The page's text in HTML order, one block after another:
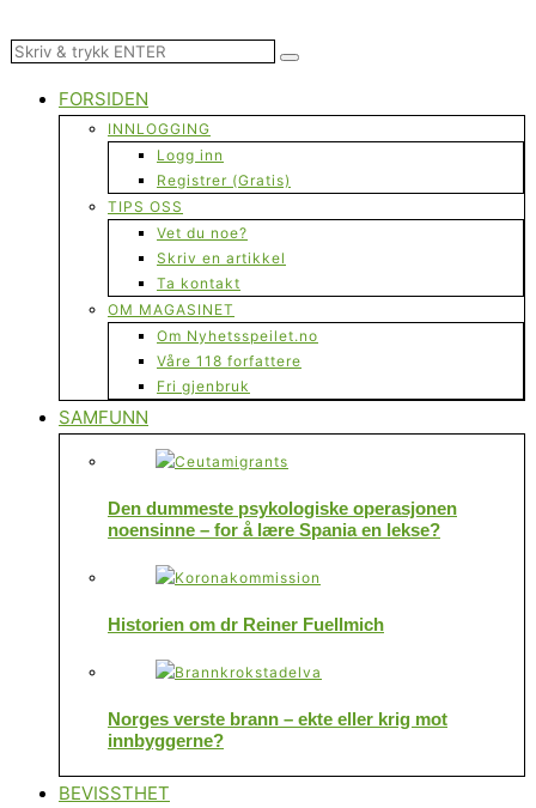
FORSIDEN
INNLOGGING
Logg inn
Registrer (Gratis)
TIPS OSS
Vet du noe?
Skriv en artikkel
Ta kontakt
OM MAGASINET
Om Nyhetsspeilet.no
Våre 118 forfattere
Fri gjenbruk
SAMFUNN
Den dummeste psykologiske operasjonen
noensinne – for å lære Spania en lekse?
Historien om dr Reiner Fuellmich
Norges verste brann – ekte eller krig mot
innbyggerne?
BEVISSTHET